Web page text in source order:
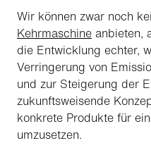
Wir können zwar noch
Kehrmaschine anbieten,
die Entwicklung echter,
Verringerung von
und zur Steigerung der
zukunftsweisende
konkrete Produkte für
umzusetzen.